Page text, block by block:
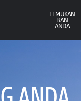
TEMUKAN
BAN
ANDA